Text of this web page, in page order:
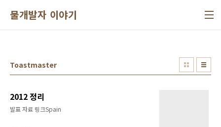
물개발자 이야기
Toastmaster
2012 정리
발표 자료 링크Spain